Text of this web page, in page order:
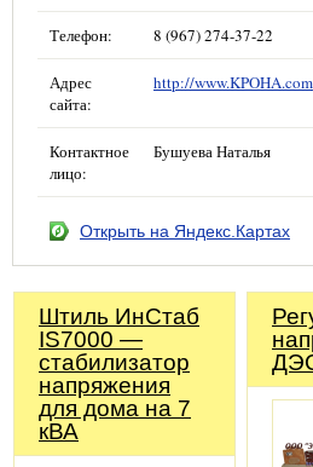
Телефон: 8 (967) 274-37-22
Адрес
сайта:
http://www.KPOHA.com
Контактное
лицо:
Бушуева Наталья
Открыть на Яндекс.Картах
Штиль ИнСтаб
IS7000 —
стабилизатор
напряжения
для дома на 7
кВА